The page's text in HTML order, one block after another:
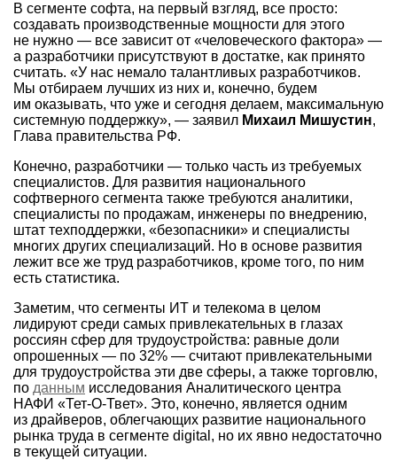
В сегменте софта, на первый взгляд, все просто:
создавать производственные мощности для этого
не нужно — все зависит от «человеческого фактора» —
а разработчики присутствуют в достатке, как принято
считать. «У нас немало талантливых разработчиков.
Мы отбираем лучших из них и, конечно, будем
им оказывать, что уже и сегодня делаем, максимальную
системную поддержку», — заявил Михаил Мишустин,
Глава правительства РФ.
Конечно, разработчики — только часть из требуемых
специалистов. Для развития национального
софтверного сегмента также требуются аналитики,
специалисты по продажам, инженеры по внедрению,
штат техподдержки, «безопасники» и специалисты
многих других специализаций. Но в основе развития
лежит все же труд разработчиков, кроме того, по ним
есть статистика.
Заметим, что сегменты ИТ и телекома в целом
лидируют среди самых привлекательных в глазах
россиян сфер для трудоустройства: равные доли
опрошенных — по 32% — считают привлекательными
для трудоустройства эти две сферы, а также торговлю,
по данным исследования Аналитического центра
НАФИ «Тет-О-Твет». Это, конечно, является одним
из драйверов, облегчающих развитие национального
рынка труда в сегменте digital, но их явно недостаточно
в текущей ситуации.